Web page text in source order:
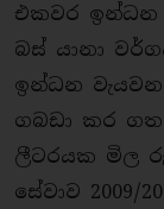
එකවර ඉන්ධන
බස් යානා
ඉන්ධන
ගබඩා කර
ලීටරයක මිල
සේවාව